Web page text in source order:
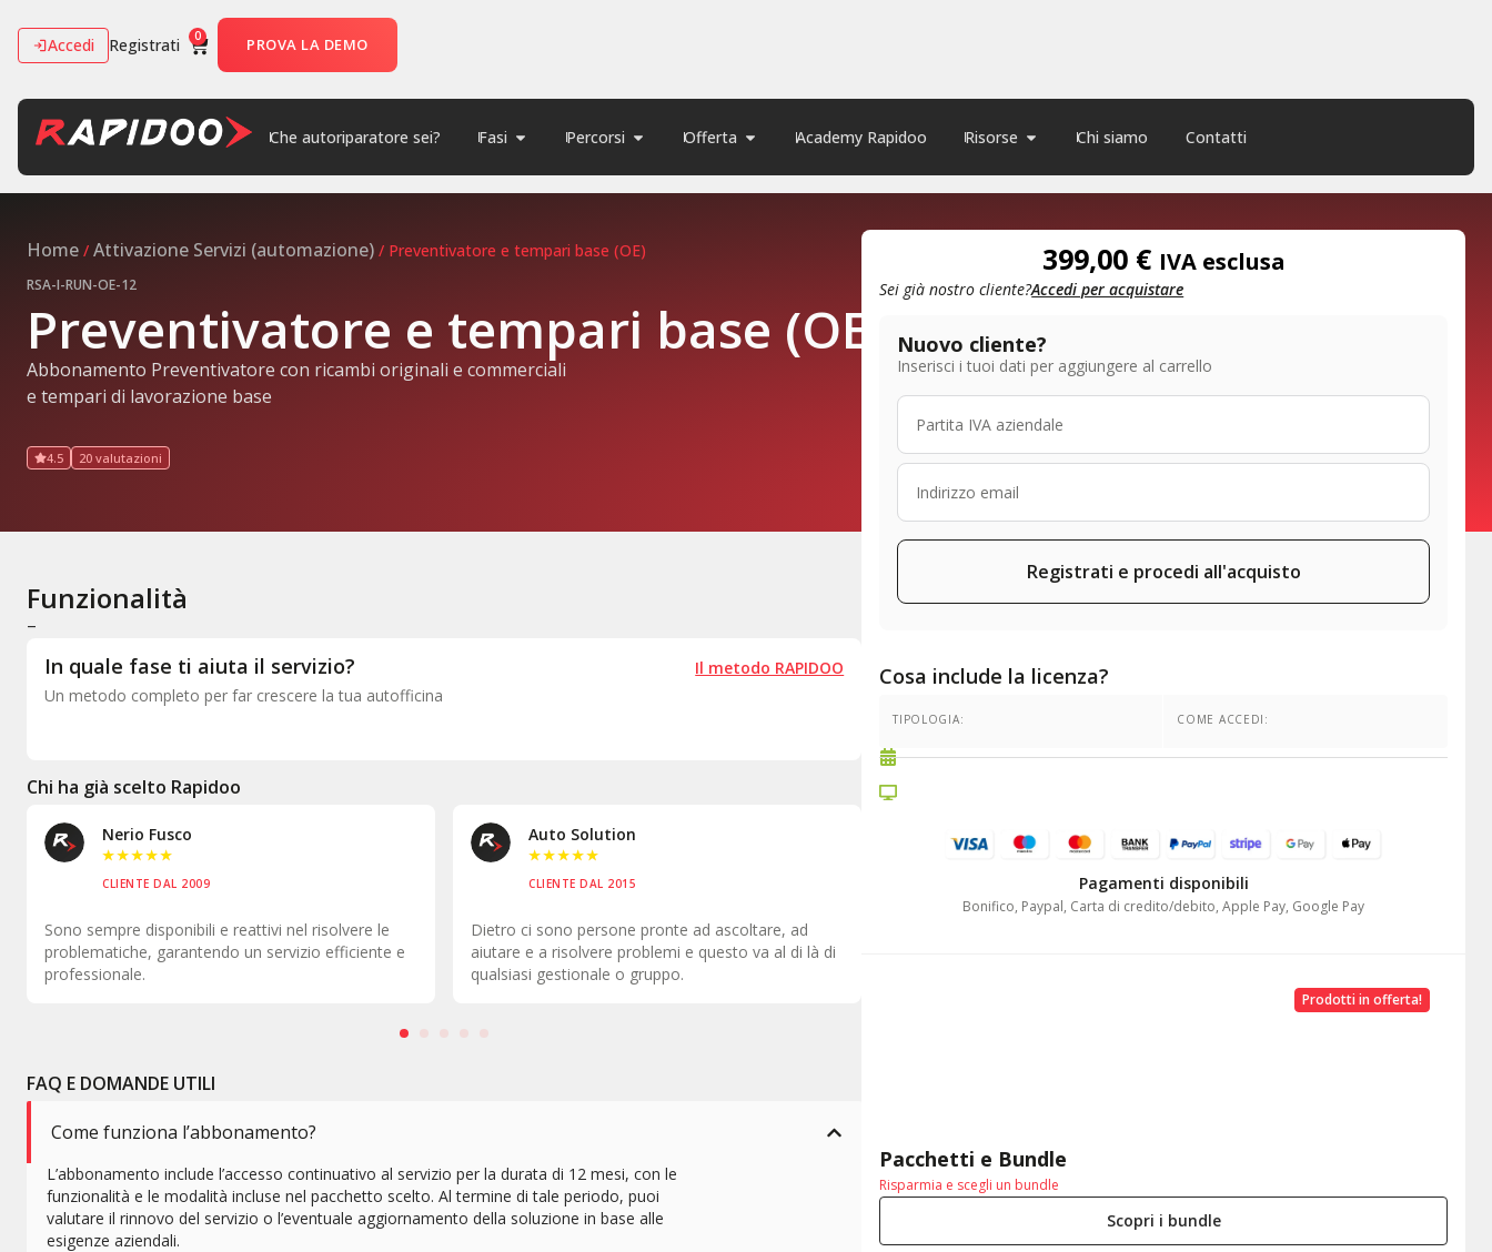
Accedi Registrati 0 PROVA LA DEMO
Che autoriparatore sei? Fasi Percorsi Offerta Academy Rapidoo Risorse Chi siamo Contatti
Home / Attivazione Servizi (automazione) / Preventivatore e tempari base (OE)
RSA-I-RUN-OE-12
Preventivatore e tempari base (OE)
Abbonamento Preventivatore con ricambi originali e commerciali
e tempari di lavorazione base
4.5 20 valutazioni
Funzionalità
–
In quale fase ti aiuta il servizio?
Un metodo completo per far crescere la tua autofficina
Il metodo RAPIDOO
Chi ha già scelto Rapidoo
Nerio Fusco
★★ ★★
★
CLIENTE DAL 2009
sempre disponibili e reattivi nel risolvere le
garantendo un servizio efficiente e
Auto Solution
★★ ★★
★
CLIENTE DAL 2015
Dietro ci sono persone pronte ad ascoltare, ad
aiutare e a risolvere problemi e questo va al di là di
qualsiasi gestionale o gruppo.
Genzano Motors
ma è ascoltare le esigenze e capire come ci si può
Autofficina Giorgio
FAQ E DOMANDE UTILI
Come funziona l’abbonamento?
L’abbonamento include l’accesso continuativo al servizio per la durata di 12 mesi, con le
funzionalità e le modalità incluse nel pacchetto scelto. Al termine di tale periodo, puoi
valutare il rinnovo del servizio o l’eventuale aggiornamento della soluzione in base alle
esigenze aziendali.
399,00 € IVA esclusa
Sei già nostro cliente?Accedi per acquistare
Nuovo cliente?
Inserisci i tuoi dati per aggiungere al carrello
Registrati e procedi all'acquisto
Cosa include la licenza?
TIPOLOGIA: COME ACCEDI:
Pagamenti disponibili
Bonifico, Paypal, Carta di credito/debito, Apple Pay, Google Pay
Prodotti in offerta!
Pacchetti e Bundle
Risparmia e scegli un bundle
Scopri i bundle